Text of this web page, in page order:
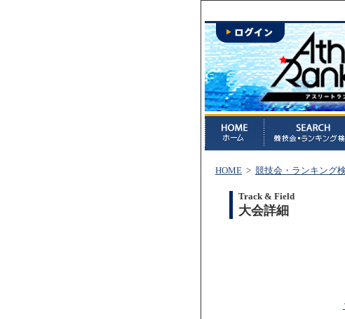
HOME > 競技会・ランキング
Track & Field
大会詳細